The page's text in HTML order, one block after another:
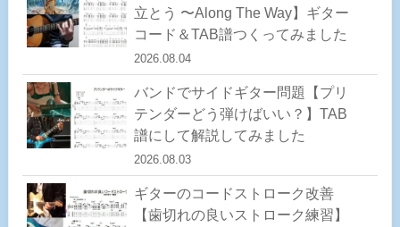
立とう 〜Along The Way】ギター
コード＆TAB譜つくってみました
2026.08.04
バンドでサイドギター問題【プリ
テンダーどう弾けばいい？】TAB
譜にして解説してみました
2026.08.03
ギターのコードストローク改善
【歯切れの良いストローク練習】